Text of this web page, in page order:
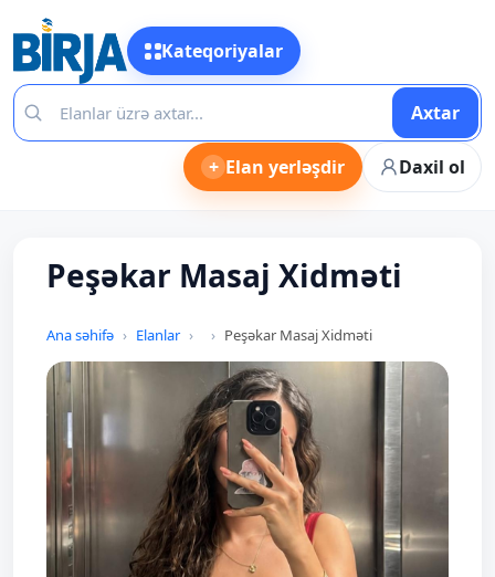
Kateqoriyalar
Axtar
+ Elan yerləşdir Daxil ol
Peşəkar Masaj Xidməti
Ana səhifə Elanlar Peşəkar Masaj Xidməti